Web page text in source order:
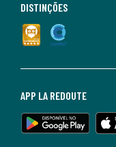
APP LA REDOUTE
DISTINÇÕES